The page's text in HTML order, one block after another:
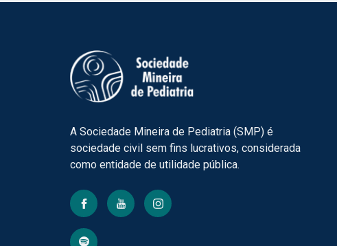
A Sociedade Mineira de Pediatria (SMP) é
sociedade civil sem fins lucrativos, considerada
como entidade de utilidade pública.